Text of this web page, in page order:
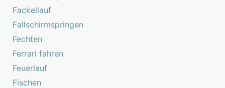
Fackellauf
Fallschirmspringen
Fechten
Ferrari fahren
Feuerlauf
Fischen